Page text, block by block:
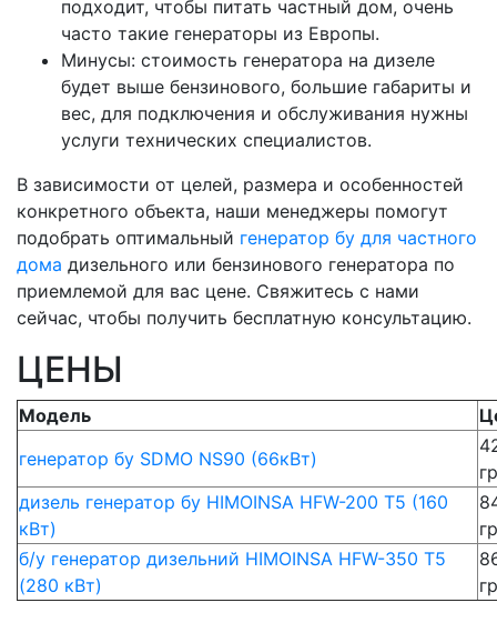
подходит, чтобы питать частный дом, очень
часто такие генераторы из Европы.
Минусы: стоимость генератора на дизеле
будет выше бензинового, большие габариты и
вес, для подключения и обслуживания нужны
услуги технических специалистов.
В зависимости от целей, размера и особенностей
конкретного объекта, наши менеджеры помогут
подобрать оптимальный генератор бу для частного
дома дизельного или бензинового генератора по
приемлемой для вас цене. Свяжитесь с нами
сейчас, чтобы получить бесплатную консультацию.
ЦЕНЫ
Модель
генератор бу SDMO NS90 (66кВт)
дизель генератор бу HIMOINSA HFW-200 T5 (160
кВт)
б/у генератор дизельний HIMOINSA HFW-350 T5
(280 кВт)